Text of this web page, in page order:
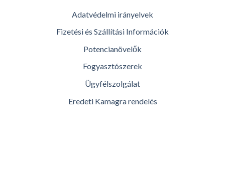
Adatvédelmi irányelvek
Fizetési és Szállítási Információk
Potencianövelők
Fogyasztószerek
Ügyfélszolgálat
Eredeti Kamagra rendelés